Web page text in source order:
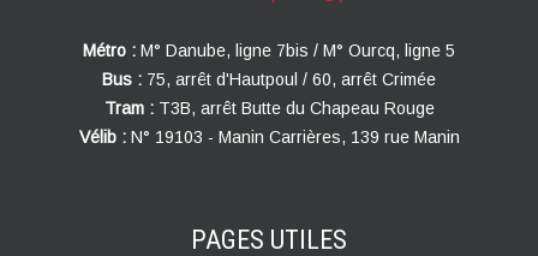
Métro : M° Danube, ligne 7bis / M° Ourcq, ligne 5
Bus : 75, arrêt d'Hautpoul / 60, arrêt Crimée
Tram : T3B, arrêt Butte du Chapeau Rouge
Vélib : N° 19103 - Manin Carrières, 139 rue Manin
PAGES UTILES